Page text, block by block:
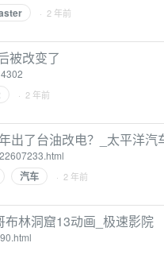
· 2 年前
被改变了
· 2 年前
出了台油改电？_太平洋汽
汽车 · 2 年前
林洞窟13动画_极速影院